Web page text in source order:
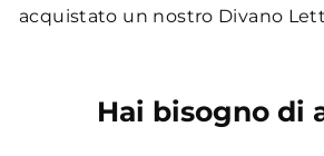
acquistato un nostro Divano
Hai bisogno di